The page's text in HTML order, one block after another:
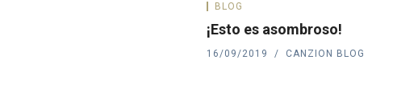
BLOG
¡Esto es asombroso!
16/09/2019 CANZION BLOG